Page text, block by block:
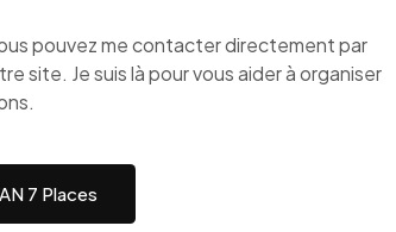
pouvez me contacter directement par
site. Je suis là pour vous aider à organiser
7 Places